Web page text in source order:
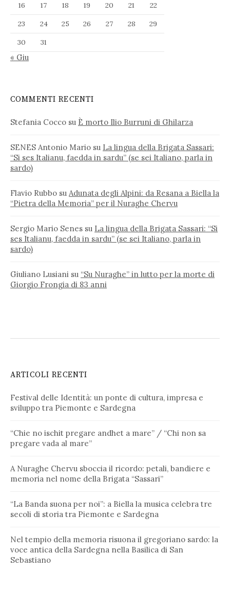
16
17 18 19 20 21
22
23
24 25 26 27 28
29
30
31
« Giu
COMMENTI RECENTI
Stefania Cocco su È morto Ilio Burruni di Ghilarza
SENES Antonio Mario su La lingua della Brigata Sassari:
“Si ses Italianu, faedda in sardu” (se sei Italiano, parla in
sardo)
Flavio Rubbo su Adunata degli Alpini: da Resana a Biella la
“Pietra della Memoria” per il Nuraghe Chervu
Sergio Mario Senes su La lingua della Brigata Sassari: “Si
ses Italianu, faedda in sardu” (se sei Italiano, parla in
sardo)
Giuliano Lusiani su “Su Nuraghe” in lutto per la morte di
Giorgio Frongia di 83 anni
ARTICOLI RECENTI
Festival delle Identità: un ponte di cultura, impresa e
sviluppo tra Piemonte e Sardegna
“Chie no ischit pregare andhet a mare” / “Chi non sa
pregare vada al mare”
A Nuraghe Chervu sboccia il ricordo: petali, bandiere e
memoria nel nome della Brigata “Sassari”
“La Banda suona per noi”: a Biella la musica celebra tre
secoli di storia tra Piemonte e Sardegna
Nel tempio della memoria risuona il gregoriano sardo: la
voce antica della Sardegna nella Basilica di San
Sebastiano